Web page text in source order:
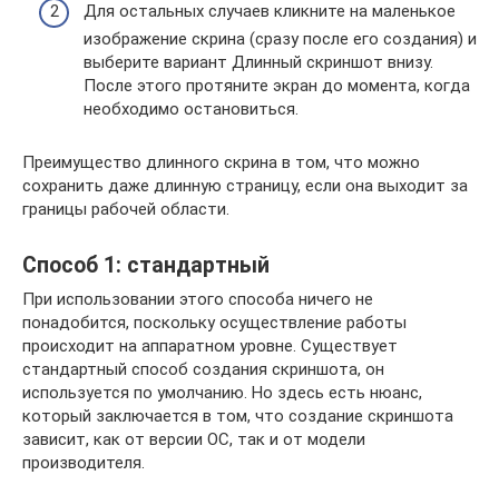
Для остальных случаев кликните на маленькое
изображение скрина (сразу после его создания) и
выберите вариант Длинный скриншот внизу.
После этого протяните экран до момента, когда
необходимо остановиться.
Преимущество длинного скрина в том, что можно
сохранить даже длинную страницу, если она выходит за
границы рабочей области.
Способ 1: стандартный
При использовании этого способа ничего не
понадобится, поскольку осуществление работы
происходит на аппаратном уровне. Существует
стандартный способ создания скриншота, он
используется по умолчанию. Но здесь есть нюанс,
который заключается в том, что создание скриншота
зависит, как от версии ОС, так и от модели
производителя.